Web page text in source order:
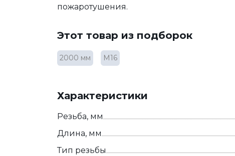
пожаротушения.
Этот товар из подборок
2000 мм М16
Характеристики
Резьба, мм
Длина, мм
Тип резьбы